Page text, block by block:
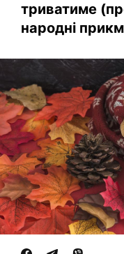
триватиме
народні